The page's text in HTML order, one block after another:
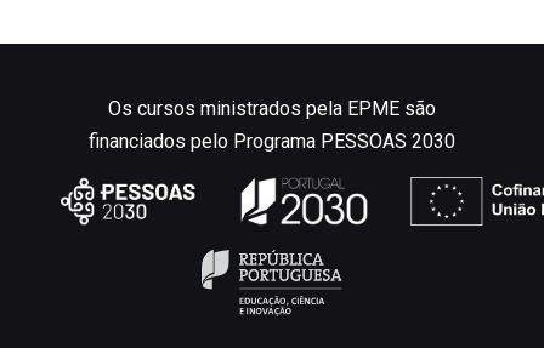
Os cursos ministrados pela EPME são
financiados pelo Programa PESSOAS 2030